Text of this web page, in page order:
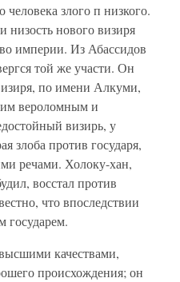
злого п низкого.
низость нового визиря
империи. Из Абассидов
той же участи. Он
по имени Алкуми,
вероломным и
визирь, у
злоба против государя,
речами. Холоку-хан,
восстал против
что впоследствии
государем.
качествами,
происхождения; он